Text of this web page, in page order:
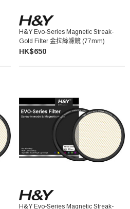
H&Y Evo-Series Magnetic Streak-
Gold Filter 金拉絲濾鏡 (77mm)
HK$650
H&Y Evo-Series Magnetic Streak-